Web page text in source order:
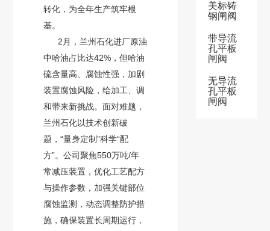
转化，为全年生产筑牢根
基。
2月，兰州石化进厂原油
中哈油占比达42%，但哈油
硫含量高、腐蚀性强，加剧
装置腐蚀风险，给加工、调
和带来新挑战。面对难题，
兰州石化以技术创新破
题，“量身定制”科学“配
方”。公司聚焦550万吨/年
常减压装置，优化工艺配方
与操作参数，加强关键部位
腐蚀监测，动态调整防护措
施，确保装置长周期运行，
美标铸
钢闸阀
带导流
孔平板
闸阀
无导流
孔平板
闸阀